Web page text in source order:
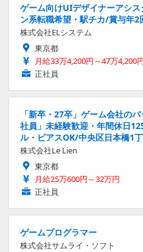
ゲーム向けUIデザイナーアシ
ン系転職希望・駅チカ/賞与年
株式会社ELシステム
東京都
月給33万4,200円～47万4,200
正社員
「新卒・27卒」ゲーム会社の
社員」未経験歓迎・年間休日
ル・ピアスOK/中央区日本橋1
株式会社Le Lien
東京都
月給25万600円～32万円
正社員
ゲームプログラマー
株式会社サムライ・ソフト